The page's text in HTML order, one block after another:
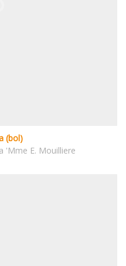
(bol)
'Mme E. Mouilliere